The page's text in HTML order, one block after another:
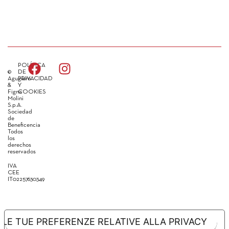
©
Agugiaro
&
Figna
Molini
S.p.A.
Sociedad
de
Beneficencia
Todos
los
derechos
reservados
IVA
CEE
IT02257630349
POLÍTICA
DE
PRIVACIDAD
Y
COOKIES
LE TUE PREFERENZE RELATIVE ALLA PRIVACY